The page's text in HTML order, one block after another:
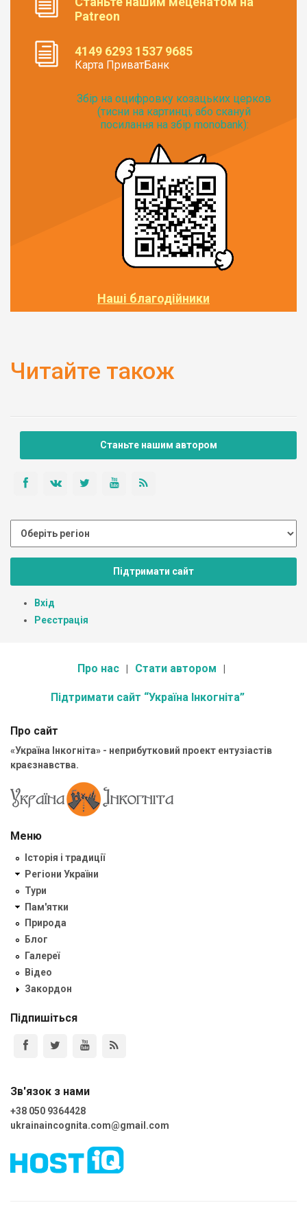
Patreon
4149 6293 1537 9685
Карта ПриватБанк
Збір на оцифровку козацьких церков
(тисни на картинці, або скануй
посилання на збір monobank):
Наші благодійники
Читайте також
Станьте нашим автором
Підтримати сайт
Вхід
Реєстрація
Про нас Стати автором
Підтримати сайт “Україна Інкогніта”
Про сайт
«Україна Інкогніта» - неприбутковий проект ентузіастів
краєзнавства.
Меню
Історія і традиції
Регіони України
Тури
Пам'ятки
Природа
Блог
Галереї
Відео
Закордон
Підпишіться
Зв'язок з нами
+38 050 9364428
ukrainaincognita.com@gmail.com